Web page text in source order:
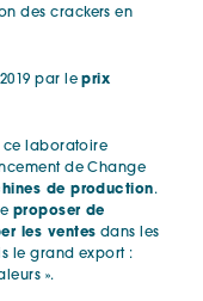
des crackers en
par leprix
ce laboratoire
de Change
de production.
proposer de
les ventes dans les
le grand export :
».